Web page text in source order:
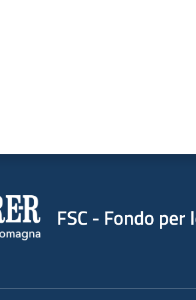
FSC - Fondo